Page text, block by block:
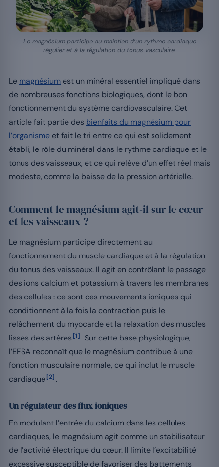
Le magnésium participe au maintien d’un rythme cardiaque
régulier et à la régulation du tonus vasculaire.
Le magnésium est un minéral essentiel impliqué dans
de nombreuses fonctions biologiques, dont le bon
fonctionnement du système cardiovasculaire. Cet
article fait partie des bienfaits du magnésium pour
l’organisme et fait le tri entre ce qui est solidement
établi, le rôle du minéral dans le rythme cardiaque et le
tonus des vaisseaux, et ce qui relève d’un effet réel mais
modeste, comme la baisse de la pression artérielle.
Comment le magnésium agit-il sur le cœur
et les vaisseaux ?
Le magnésium participe directement au
fonctionnement du muscle cardiaque et à la régulation
du tonus des vaisseaux. Il agit en contrôlant le passage
des ions calcium et potassium à travers les membranes
des cellules : ce sont ces mouvements ioniques qui
conditionnent à la fois la contraction puis le
relâchement du myocarde et la relaxation des muscles
lisses des artères [1] . Sur cette base physiologique,
l’EFSA reconnaît que le magnésium contribue à une
fonction musculaire normale, ce qui inclut le muscle
cardiaque[2] .
Un régulateur des flux ioniques
En modulant l’entrée du calcium dans les cellules
cardiaques, le magnésium agit comme un stabilisateur
de l’activité électrique du cœur. Il limite l’excitabilité
excessive susceptible de favoriser des battements